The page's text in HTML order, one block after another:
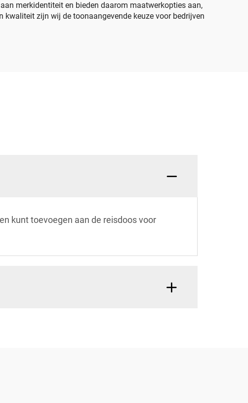
merkidentiteit en bieden daarom maatwerkopties aan,
zijn wij de toonaangevende keuze voor bedrijven
kunt toevoegen aan de reisdoos voor